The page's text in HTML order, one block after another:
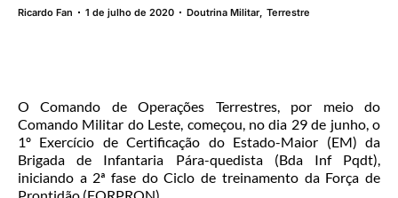
Ricardo Fan 1 de julho de 2020 Doutrina Militar,Terrestre
O Comando de Operações Terrestres, por meio do
Comando Militar do Leste, começou, no dia 29 de junho, o
1º Exercício de Certificação do Estado-Maior (EM) da
Brigada de Infantaria Pára-quedista (Bda Inf Pqdt),
iniciando a 2ª fase do Ciclo de treinamento da Força de